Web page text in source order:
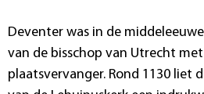
Deventer was in de
van de bisschop van Utrecht
plaatsvervanger. Rond 1130 liet